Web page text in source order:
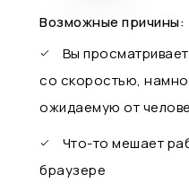
Возможные причины:
Вы
со скоростью,
ожидаемую от
Что-то мешает
браузере